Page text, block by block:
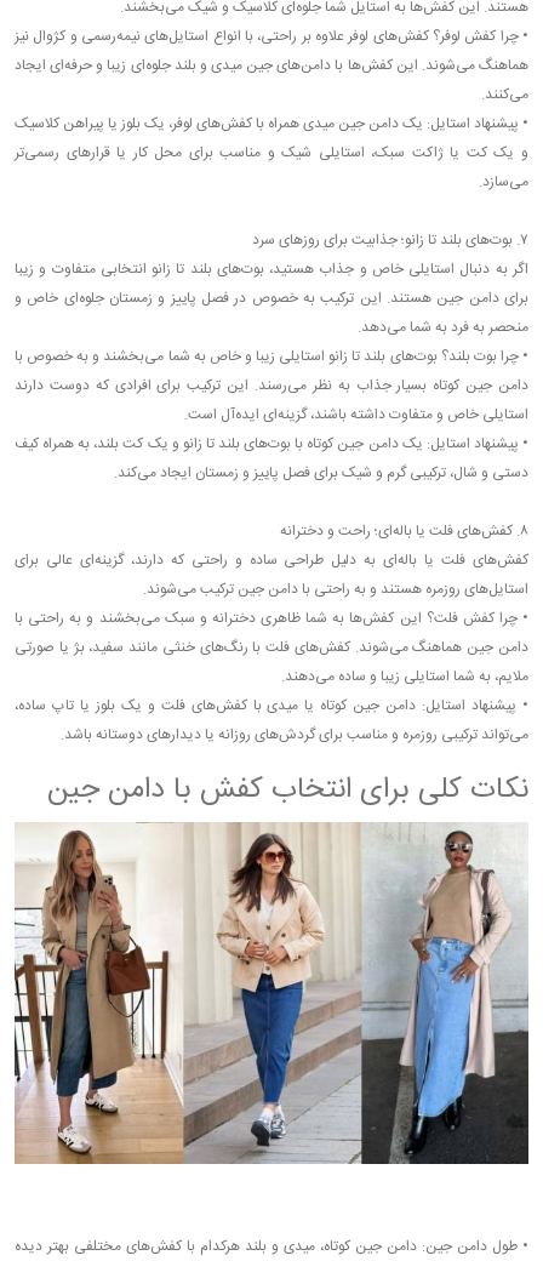
هستند. این کفش‌ها به استایل شما جلوه‌ای کلاسیک و شیک می‌بخشند.
• چرا کفش لوفر؟ کفش‌های لوفر علاوه بر راحتی، با انواع استایل‌های نیمه‌رسمی و کژوال نیز
هماهنگ می‌شوند. این کفش‌ها با دامن‌های جین میدی و بلند جلوه‌ای زیبا و حرفه‌ای ایجاد
می‌کنند.
• پیشنهاد استایل: یک دامن جین میدی همراه با کفش‌های لوفر، یک بلوز یا پیراهن کلاسیک
و یک کت یا ژاکت سبک، استایلی شیک و مناسب برای محل کار یا قرارهای رسمی‌تر
می‌سازد.
۷. بوت‌های بلند تا زانو؛ جذابیت برای روزهای سرد
اگر به دنبال استایلی خاص و جذاب هستید، بوت‌های بلند تا زانو انتخابی متفاوت و زیبا
برای دامن جین هستند. این ترکیب به خصوص در فصل پاییز و زمستان جلوه‌ای خاص و
منحصر به فرد به شما می‌دهد.
• چرا بوت بلند؟ بوت‌های بلند تا زانو استایلی زیبا و خاص به شما می‌بخشند و به خصوص با
دامن جین کوتاه بسیار جذاب به نظر می‌رسند. این ترکیب برای افرادی که دوست دارند
استایلی خاص و متفاوت داشته باشند، گزینه‌ای ایده‌آل است.
• پیشنهاد استایل: یک دامن جین کوتاه با بوت‌های بلند تا زانو و یک کت بلند، به همراه کیف
دستی و شال، ترکیبی گرم و شیک برای فصل پاییز و زمستان ایجاد می‌کند.
۸. کفش‌های فلت یا باله‌ای؛ راحت و دخترانه
کفش‌های فلت یا باله‌ای به دلیل طراحی ساده و راحتی که دارند، گزینه‌ای عالی برای
استایل‌های روزمره هستند و به راحتی با دامن جین ترکیب می‌شوند.
• چرا کفش فلت؟ این کفش‌ها به شما ظاهری دخترانه و سبک می‌بخشند و به راحتی با
دامن جین هماهنگ می‌شوند. کفش‌های فلت با رنگ‌های خنثی مانند سفید، بژ یا صورتی
ملایم، به شما استایلی زیبا و ساده می‌دهند.
• پیشنهاد استایل: دامن جین کوتاه یا میدی با کفش‌های فلت و یک بلوز یا تاپ ساده،
می‌تواند ترکیبی روزمره و مناسب برای گردش‌های روزانه یا دیدارهای دوستانه باشد.
نکات کلی برای انتخاب کفش با دامن جین
• طول دامن جین: دامن جین کوتاه، میدی و بلند هرکدام با کفش‌های مختلفی بهتر دیده